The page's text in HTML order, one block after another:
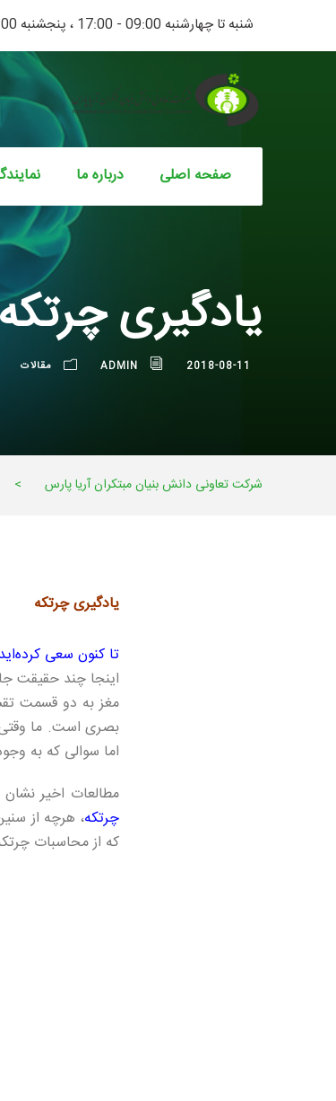
شنبه تا چهارشنبه 09:00 - 17:00 ، پنجشنبه 09:00 - 14:00
صفحه اصلی درباره ما
یادگیری
2018-08-11
ADMIN مقالات
شرکت تعاونی دانش بنیان مبتکران آریا پارس >
یادگیری چرتکه
تا کنون سعی
اینجا چند حقیقت
مغز به دو قسمت
بصری است. ما وقتی
اما سوالی که به
مطالعات اخیر
چرتکه، هرچه از
که از محاسبات